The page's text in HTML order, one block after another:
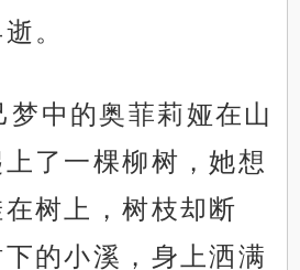
。
梦中的奥菲莉娅在山
了一棵柳树，她想
树上，树枝却断
的小溪，身上洒满